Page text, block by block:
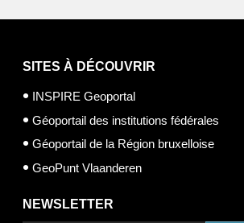
SITES À DÉCOUVRIR
INSPIRE Geoportal
Géoportail des institutions fédérales
Géoportail de la Région bruxelloise
GeoPunt Vlaanderen
NEWSLETTER